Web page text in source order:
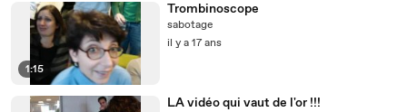
1:15
Trombinoscope
sabotage
il y a 17 ans
LA vidéo qui vaut de l'or !!!